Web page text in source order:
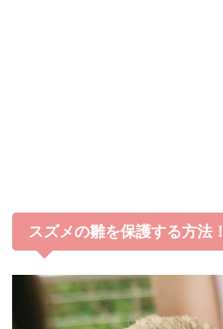
スズメの雛を保護する方法！